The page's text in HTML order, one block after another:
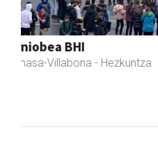
Fleming Herri Eskola
Amasa-Villabona - Hezkuntza
Previous